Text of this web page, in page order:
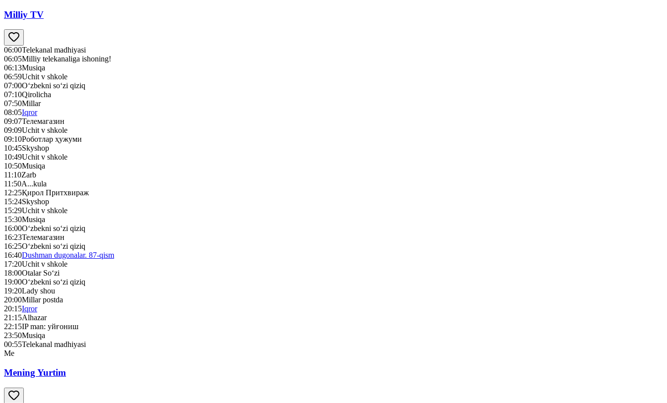
Milliy TV
06:00Telekanal madhiyasi
06:05Milliy telekanaliga ishoning!
06:13Musiqa
06:59Uchit v shkole
07:00O‘zbekni so‘zi qiziq
07:10Qirolicha
07:50Millar
08:05Iqror
09:07Телемагазин
09:09Uchit v shkole
09:10Роботлар ҳужуми
10:45Skyshop
10:49Uchit v shkole
10:50Musiqa
11:10Zarb
11:50A...kula
12:25Қирол Притхвираж
15:24Skyshop
15:29Uchit v shkole
15:30Musiqa
16:00O‘zbekni so‘zi qiziq
16:23Телемагазин
16:25O‘zbekni so‘zi qiziq
16:40Dushman dugonalar. 87-qism
17:20Uchit v shkole
18:00Otalar So‘zi
19:00O‘zbekni so‘zi qiziq
19:20Lady shou
20:00Millar postda
20:15Iqror
21:15Alhazar
22:15IP man: уйғониш
23:50Musiqa
00:55Telekanal madhiyasi
Me
Mening Yurtim